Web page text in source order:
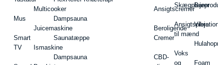
Mus
Smart
TV
Multicooker
Juicemaskine
Ismaskine
Dampsauna
Saunatæppe
Dampsauna
Ansigtscremer
Beroligende
Cremer
CBD-
Ansigtspleje
til mænd
Voks
og
Barer
Foam